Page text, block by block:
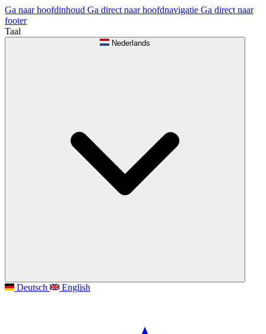
Ga naar hoofdinhoud Ga direct naar hoofdnavigatie Ga direct naar
footer
Taal
Nederlands
Deutsch English